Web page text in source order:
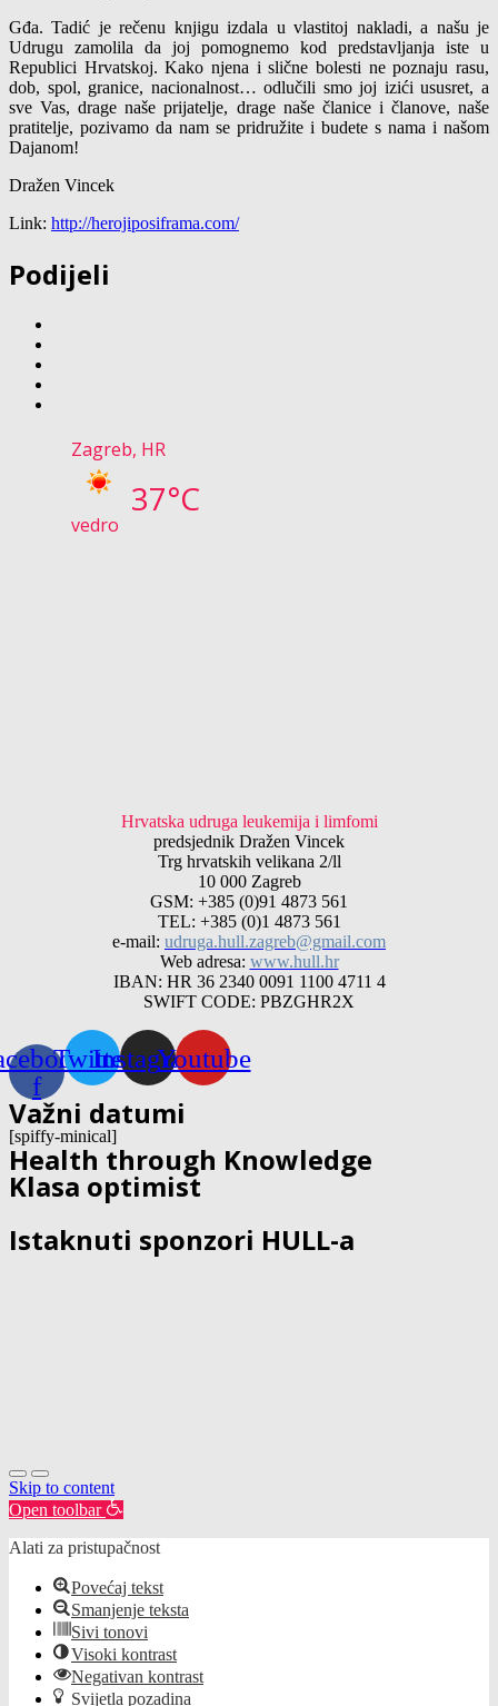
Gđa. Tadić je rečenu knjigu izdala u vlastitoj nakladi, a našu je
Udrugu zamolila da joj pomognemo kod predstavljanja iste u
Republici Hrvatskoj. Kako njena i slične bolesti ne poznaju rasu,
dob, spol, granice, nacionalnost… odlučili smo joj izići ususret, a
sve Vas, drage naše prijatelje, drage naše članice i članove, naše
pratitelje, pozivamo da nam se pridružite i budete s nama i našom
Dajanom!
Dražen Vincek
Link: http://herojiposiframa.com/
Podijeli
Zagreb, HR
37°C
vedro
Hrvatska udruga leukemija i limfomi
predsjednik Dražen Vincek
Trg hrvatskih velikana 2/ll
10 000 Zagreb
GSM: +385 (0)91 4873 561
TEL: +385 (0)1 4873 561
e-mail: udruga.hull.zagreb@gmail.com
Web adresa: www.hull.hr
IBAN: HR 36 2340 0091 1100 4711 4
SWIFT CODE: PBZGHR2X
f
TwitterInstagramYoutube
Važni datumi
[spiffy-minical]
Health through Knowledge
Klasa optimist
Istaknuti sponzori HULL-a
Skip to content
Open toolbar
Alati za pristupačnost
Povećaj tekst
Smanjenje teksta
Sivi tonovi
Visoki kontrast
Negativan kontrast
Svijetla pozadina